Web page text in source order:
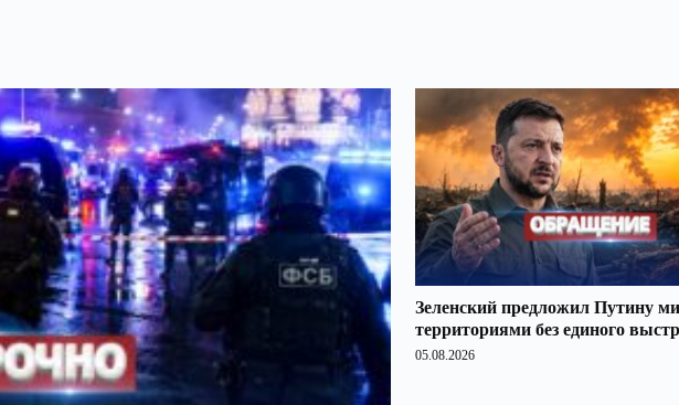
Зеленский предложил Путину
территориями без единого
05.08.2026